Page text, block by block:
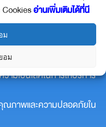
Cookies อ่านเพิ่มเติมได้ที่นี
ม
อม
ามเป็นเลิศในการให้บริการ
ณภาพและความปลอดภัยใน